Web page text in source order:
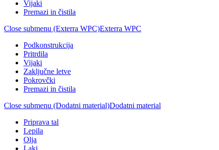
Vijaki
Premazi in čistila
Close submenu (Exterra WPC)Exterra WPC
Podkonstrukcija
Pritrdila
Vijaki
Zaključne letve
Pokrovčki
Premazi in čistila
Close submenu (Dodatni material)Dodatni material
Priprava tal
Lepila
Olja
Laki